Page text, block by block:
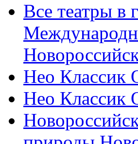
Все театры в
Нео Классик
Нео Классик